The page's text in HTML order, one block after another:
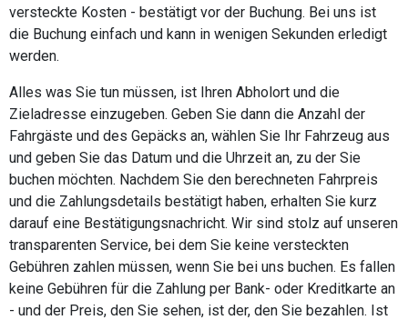
versteckte Kosten - bestätigt vor der Buchung. Bei uns ist
die Buchung einfach und kann in wenigen Sekunden erledigt
werden.
Alles was Sie tun müssen, ist Ihren Abholort und die
Zieladresse einzugeben. Geben Sie dann die Anzahl der
Fahrgäste und des Gepäcks an, wählen Sie Ihr Fahrzeug aus
und geben Sie das Datum und die Uhrzeit an, zu der Sie
buchen möchten. Nachdem Sie den berechneten Fahrpreis
und die Zahlungsdetails bestätigt haben, erhalten Sie kurz
darauf eine Bestätigungsnachricht. Wir sind stolz auf unseren
transparenten Service, bei dem Sie keine versteckten
Gebühren zahlen müssen, wenn Sie bei uns buchen. Es fallen
keine Gebühren für die Zahlung per Bank- oder Kreditkarte an
- und der Preis, den Sie sehen, ist der, den Sie bezahlen. Ist